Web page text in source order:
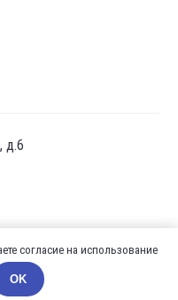
д.6
согласие на использование
OK